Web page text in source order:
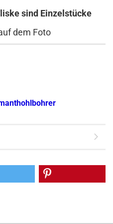
sind Einzelstücke
dem Foto